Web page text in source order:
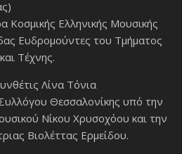
Ελληνικής Μουσικής
Ευδρομούντες του Τμήματος
Τέχνης.
Λίνα Τόνια
Θεσσαλονίκης υπό την
Νίκου Χρυσοχόου και την
Βιολέττας Ερμείδου.